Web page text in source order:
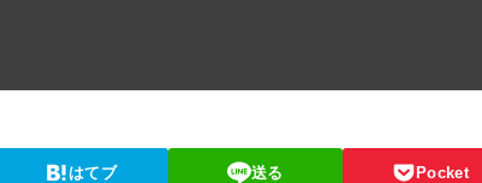
はてブ 送る Pocket